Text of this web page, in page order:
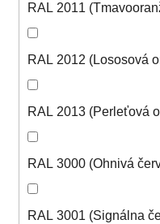
RAL 2011
RAL 2012 (Lososová
RAL 2013 (Perleťová
RAL 3000 (Ohnivá
RAL 3001 (Signálna